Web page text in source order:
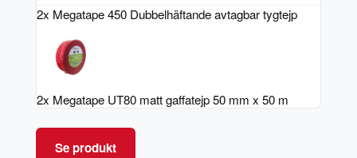
2x Megatape 450 Dubbelhäftande avtagbar tygtejp
2x Megatape UT80 matt gaffatejp 50 mm x 50 m
Se produkt